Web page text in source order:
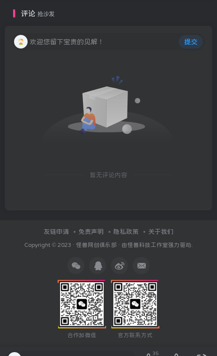
评论 抢沙发
欢迎您留下宝贵的见解！ 提交
暂无评论内容
友链申请 免责声明 隐私政策 关于我们
Copyright © 2023 · 怪兽网创俱乐部 · 由怪兽科技工作室强力驱动.
合作加微信 官方联系方式
35